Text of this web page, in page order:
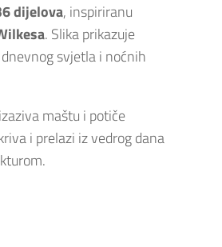
dijelova, inspiriranu
. Slika prikazuje
svjetla i noćnih
maštu i potiče
i prelazi iz vedrog dana